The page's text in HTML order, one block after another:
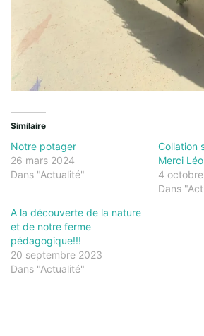
Similaire
Notre potager
26 mars 2024
Dans "Actualité"
Collation
Merci
4
Dans
A la découverte de la nature
et de notre ferme
pédagogique!!!
20 septembre 2023
Dans "Actualité"